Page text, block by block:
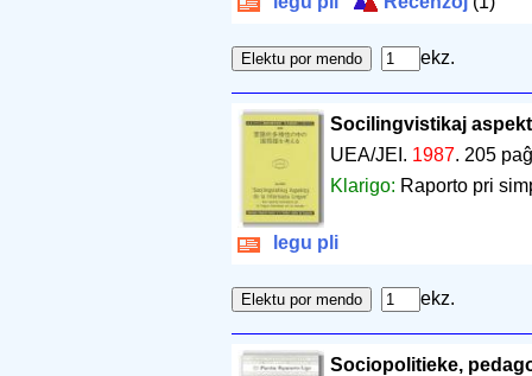
ekz.
Socilingvistikaj
UEA/JEI. 1987. 205
Klarigo: Raporto pri
legu pli
ekz.
Sociopolitieke,